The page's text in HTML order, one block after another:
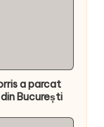
a parcat
București